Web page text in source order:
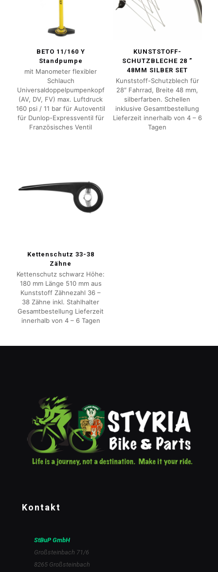
BETO 11/160 Y
Standpumpe
mit Manometer flexibler
Schlauch
Universaldoppelpumpenkopf
(AV, DV, FV) max. Luftdruck
160 psi / 11 bar für Autoventil
für Dunlop-Expressventil für
Französisches Ventil
KUNSTSTOFF-
SCHUTZBLECHE 28 ”
48MM SILBER SET
Kunststoff-Schutzblech für
28″ Fahrrad, Breite 48 mm,
silberfarben. Schellen
inklusive Gesamtbestellung
Lieferzeit innerhalb von 4 – 6
Tagen
Kettenschutz 33-38
Zähne
Kettenschutz schwarz Höhe:
180 mm Länge 510 mm aus
Kunststoff Zähnezahl 36 –
38 Zähne inkl. Stahlhalter
Gesamtbestellung Lieferzeit
innerhalb von 4 – 6 Tagen
Kontakt
StBuP GmbH
Großsteinbach 71/6
8265 Großsteinbach